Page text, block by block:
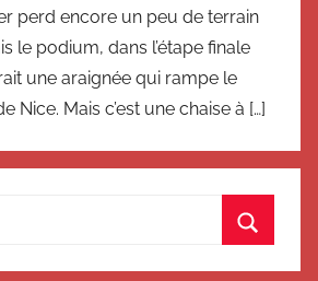
perd encore un peu de terrain
le podium, dans l’étape finale
une araignée qui rampe le
Nice. Mais c’est une chaise à […]